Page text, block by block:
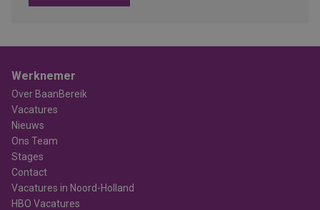
Werknemer
Over BaanBereik
Vacatures
Nieuws
Ons Team
Stages
Contact
Vacatures in Noord-Holland
HBO Vacatures